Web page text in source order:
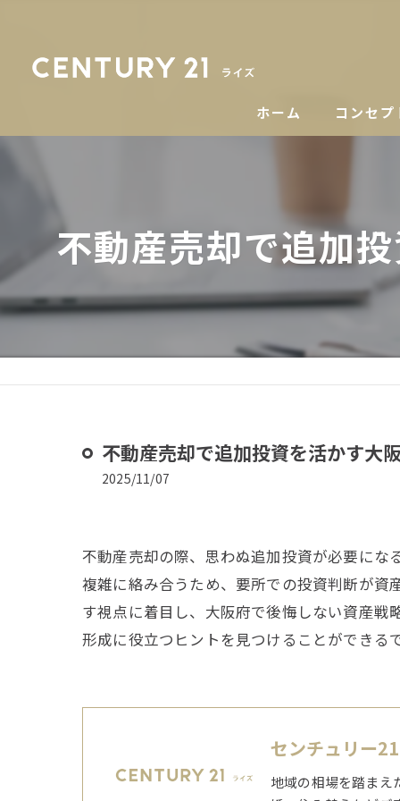
ホーム コンセプ
不動産売却で追加
不動産売却で追加投資を活かす大
2025/11/07
不動産売却の際、思わぬ追加投資が必要にな
複雑に絡み合うため、要所での投資判断が資
す視点に着目し、大阪府で後悔しない資産戦
形成に役立つヒントを見つけることができる
センチュリー
地域の相場を踏まえ